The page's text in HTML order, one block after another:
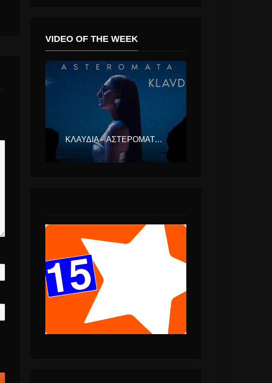
VIDEO OF THE WEEK
ΚΛΑΥΔΊΑ – ΑΣΤΕΡΟΜΆΤΑ (EUROVISION ΕΛΛΆΔΑ 2025)